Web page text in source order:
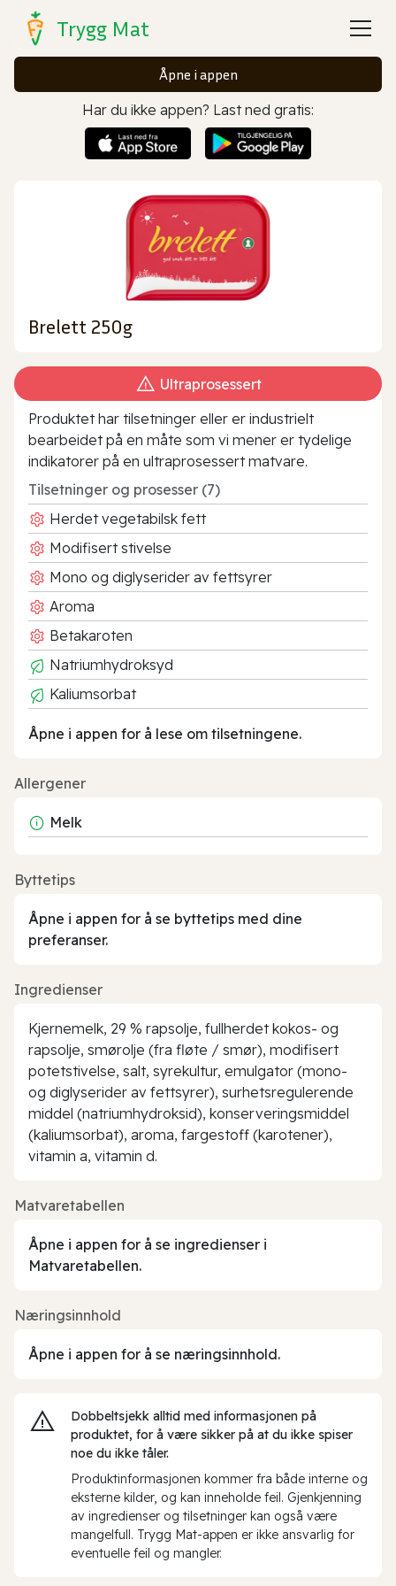
Trygg Mat
Åpne i appen
Har du ikke appen? Last ned gratis:
Brelett 250g
Ultraprosessert
Produktet har tilsetninger eller er industrielt
bearbeidet på en måte som vi mener er tydelige
indikatorer på en ultraprosessert matvare.
Tilsetninger og prosesser (7)
Herdet vegetabilsk fett
Modifisert stivelse
Mono og diglyserider av fettsyrer
Aroma
Betakaroten
Natriumhydroksyd
Kaliumsorbat
Åpne i appen for å lese om tilsetningene.
Allergener
Melk
Byttetips
Åpne i appen for å se byttetips med dine
preferanser.
Ingredienser
Kjernemelk, 29 % rapsolje, fullherdet kokos- og
rapsolje, smørolje (fra fløte / smør), modifisert
potetstivelse, salt, syrekultur, emulgator (mono-
og diglyserider av fettsyrer), surhetsregulerende
middel (natriumhydroksid), konserveringsmiddel
(kaliumsorbat), aroma, fargestoff (karotener),
vitamin a, vitamin d.
Matvaretabellen
Åpne i appen for å se ingredienser i
Matvaretabellen.
Næringsinnhold
Åpne i appen for å se næringsinnhold.
Dobbeltsjekk alltid med informasjonen på
produktet, for å være sikker på at du ikke spiser
noe du ikke tåler.
Produktinformasjonen kommer fra både interne og
eksterne kilder, og kan inneholde feil. Gjenkjenning
av ingredienser og tilsetninger kan også være
mangelfull. Trygg Mat-appen er ikke ansvarlig for
eventuelle feil og mangler.